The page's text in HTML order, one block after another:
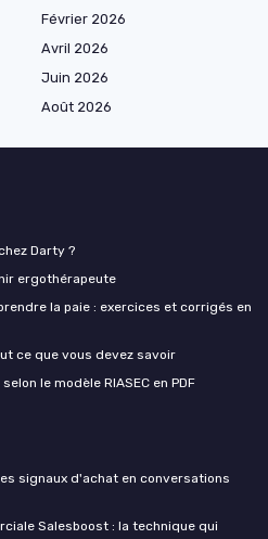
Février 2026
Avril 2026
Juin 2026
Août 2026
Darty ?
ergothérapeute
la paie : exercices et corrigés en
ce que vous devez savoir
le modèle RIASEC en PDF
signaux d'achat en conversations
Salesboost : la technique qui